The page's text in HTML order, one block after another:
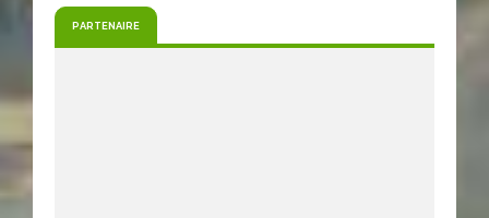
PARTENAIRE